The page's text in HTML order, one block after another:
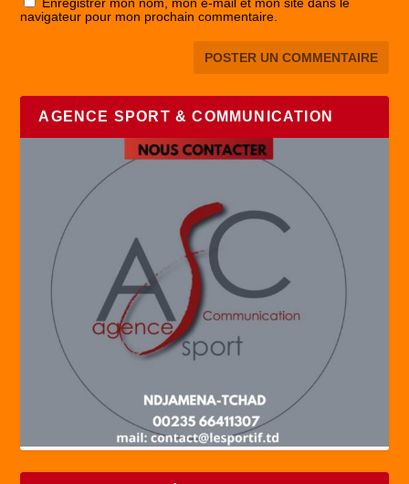
Enregistrer mon nom, mon e-mail et mon site dans le
navigateur pour mon prochain commentaire.
AGENCE SPORT & COMMUNICATION